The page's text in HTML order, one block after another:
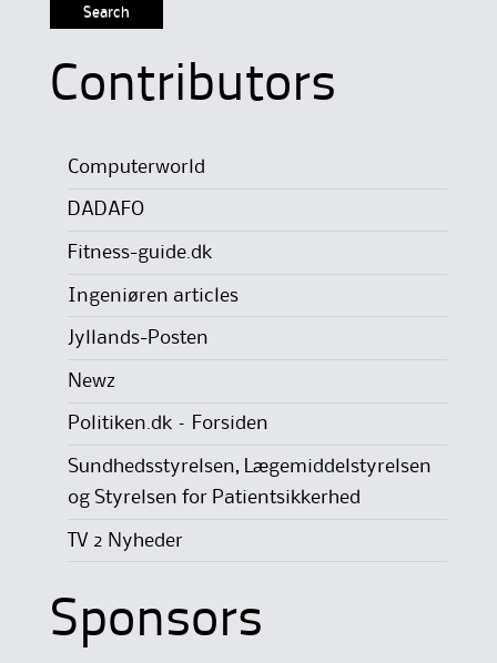
Contributors
Computerworld
DADAFO
Fitness-guide.dk
Ingeniøren articles
Jyllands-Posten
Newz
Politiken.dk – Forsiden
Sundhedsstyrelsen, Lægemiddelstyrelsen
og Styrelsen for Patientsikkerhed
TV 2 Nyheder
Sponsors